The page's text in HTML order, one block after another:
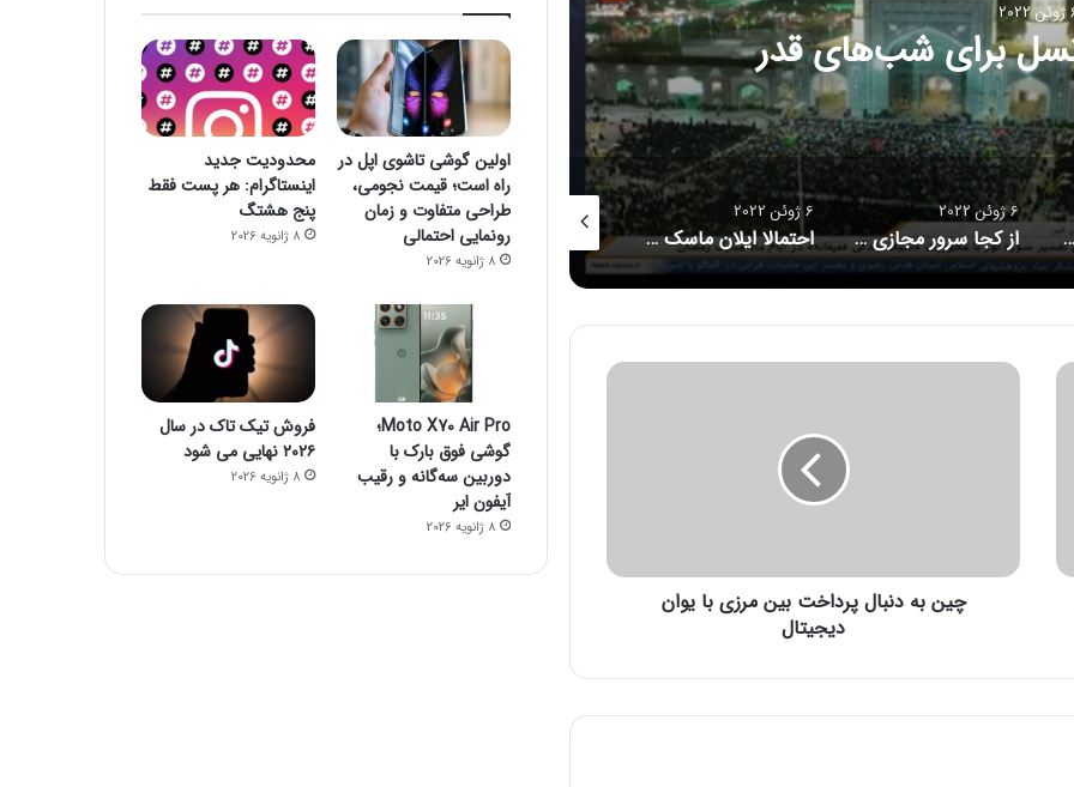
همراه با هدف حمایت از
مستعد از کجا سرور مجازی
از کجا سرور مجازی بخریم؟
6 ژوئن 2022
احتمالا ایلان ماسک توئیتر را می خرد
6 ژوئن 2022
آپتین ،تنها زیرساخت ارتباطات بیسیم ابری در ایران
6 ژوئن 2022
فقط ۱۰ روز تا پایان مهلت شرکت در جشنوارۀ تولید محتوای دانا
6 ژوئن 2022
پوشش 5G در تمام مراکز استان‌ها و شهرهای اصلی؛ برنامۀ ایرانسل برای دو سال آینده
چ
ا
د
چین به دنبال پرداخت بین مرزی با یوان
دیجیتال
اولین گوشی تاشوی اپل در
راه است؛ قیمت نجومی،
طراحی متفاوت و زمان
رونمایی احتمالی
8 ژانویه 2026
محدودیت جدید
اینستاگرام: هر پست فقط
پنج هشتگ
8 ژانویه 2026
Moto X70 Air Pro؛
گوشی فوق بارک با
دوربین سه‌گانه و رقیب
آیفون ایر
8 ژانویه 2026
فروش تیک تاک در سال
۲۰۲۶ نهایی می شود
8 ژانویه 2026